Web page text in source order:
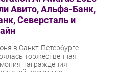
Авито, Альфа-Банк,
Северсталь и
в Санкт-Петербурге
торжественная
награждения